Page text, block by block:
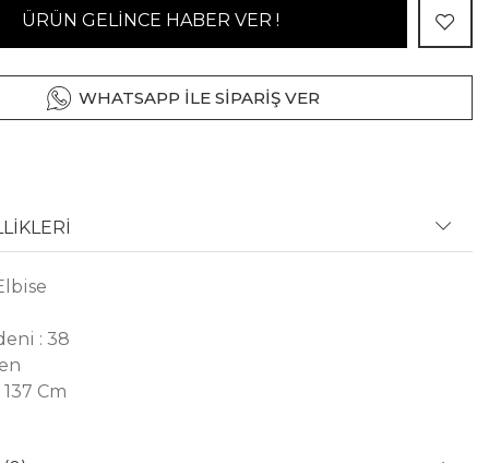
ÜRÜN GELİNCE HABER VER !
WHATSAPP İLE SİPARİŞ VER
: 38
Cm